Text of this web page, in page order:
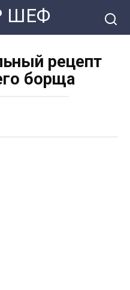
ШЕФ
рецепт
борща